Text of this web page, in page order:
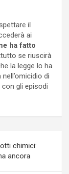
il
ai
ha fatto
se riuscirà
la legge lo ha
di
gli episodi
chimici:
ancora